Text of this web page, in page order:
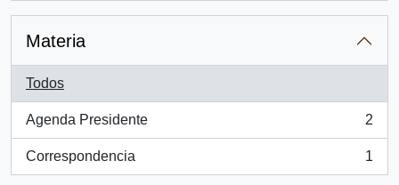
Materia
Todos
Agenda Presidente
, 2 resultados
2
Correspondencia
, 1 resultados
1